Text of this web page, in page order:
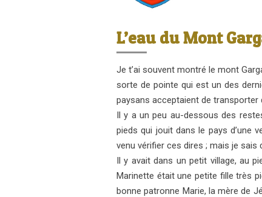
L’eau du Mont
Je t’ai souvent montré le mont
sorte de pointe qui est un des
paysans acceptaient de transporter
Il y a un peu au-dessous des
pieds qui jouit dans le pays d’une
venu vérifier ces dires ; mais je sais
Il y avait dans un petit village, au
Marinette était une petite fille très
bonne patronne Marie, la mère de